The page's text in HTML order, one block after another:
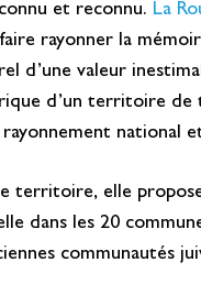
et reconnu. La
rayonner la
d’une valeur
d’un territoire de
rayonnement national
territoire, elle
dans les 20
communautés